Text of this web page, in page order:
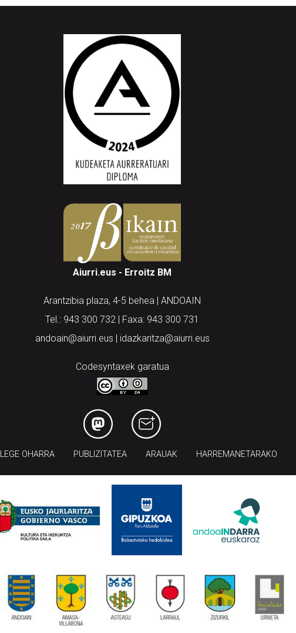
Aiurri.eus - Erroitz BM
Arantzibia plaza, 4-5 behea | ANDOAIN
Tel.: 943 300 732 | Faxa: 943 300 731
andoain@aiurri.eus | idazkaritza@aiurri.eus
Codesyntaxek garatua
LEGE OHARRA PUBLIZITATEA ARAUAK HARREMANETARAKO